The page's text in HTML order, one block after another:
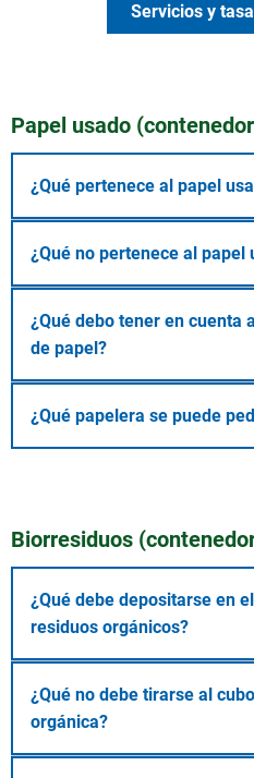
Servicios y
Papel usado
¿Qué pertenece al papel
¿Qué no pertenece al papel
¿Qué debo tener en cuenta
de papel?
¿Qué papelera se puede
Biorresiduos
¿Qué debe depositarse en
residuos orgánicos?
¿Qué no debe tirarse al
orgánica?